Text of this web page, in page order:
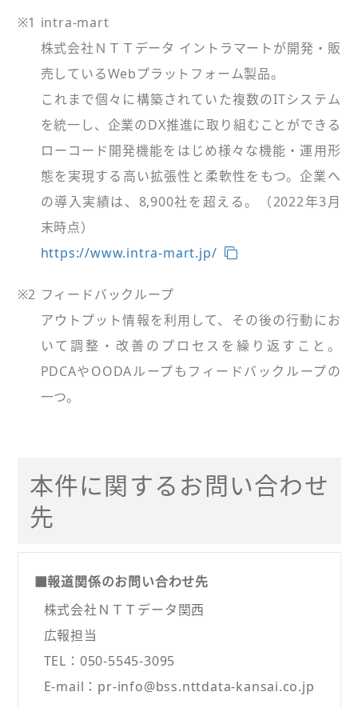
※1 intra-mart
株式会社ＮＴＴデータ イントラマートが開発・販
売しているWebプラットフォーム製品。
これまで個々に構築されていた複数のITシステム
を統一し、企業のDX推進に取り組むことができる
ローコード開発機能をはじめ様々な機能・運用形
態を実現する高い拡張性と柔軟性をもつ。企業へ
の導入実績は、8,900社を超える。（2022年3月
末時点）
https://www.intra-mart.jp/
※2 フィードバックループ
アウトプット情報を利用して、その後の行動にお
いて調整・改善のプロセスを繰り返すこと。
PDCAやOODAループもフィードバックループの
一つ。
本件に関するお問い合わせ
先
■報道関係のお問い合わせ先
株式会社ＮＴＴデータ関西
広報担当
TEL：050-5545-3095
E-mail：pr-info@bss.nttdata-kansai.co.jp